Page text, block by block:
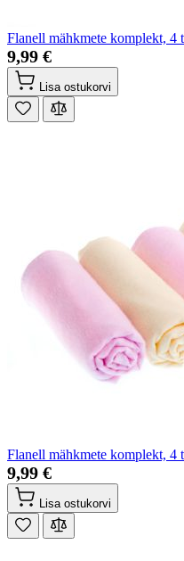
Flanell mähkmete komplekt, 4
9,99 €
Lisa ostukorvi
Flanell mähkmete komplekt, 4
9,99 €
Lisa ostukorvi